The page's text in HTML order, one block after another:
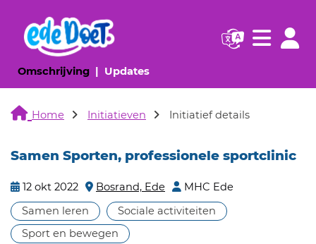
Omschrijving(huidige pagina)
Updates(huidige pagina)
Navigatie
Home Initiatieven Initiatief details
Samen Sporten, professionele sportclinic
12 okt 2022 Bosrand, Ede
MHC Ede
Samen leren
Sociale activiteiten
Sport en bewegen